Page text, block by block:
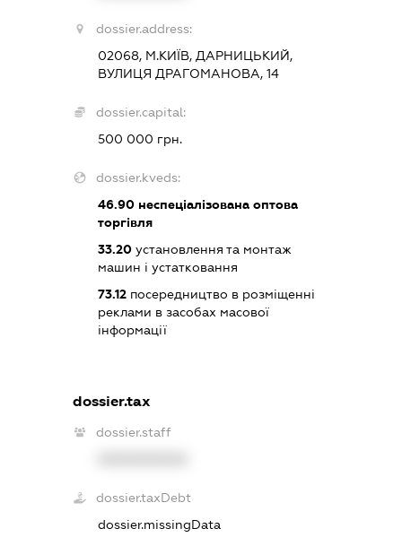
dossier.address:
02068, М.КИЇВ, ДАРНИЦЬКИЙ,
ВУЛИЦЯ ДРАГОМАНОВА, 14
dossier.capital:
500 000 грн.
dossier.kveds:
46.90неспеціалізована оптова
торгівля
33.20установлення та монтаж
машин і устатковання
73.12посередництво в розміщенні
реклами в засобах масової
інформації
dossier.tax
dossier.staff
dossier.taxDebt
dossier.missingData